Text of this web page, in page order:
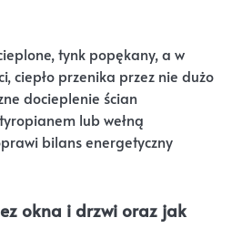
tynk popękany, a w
ciepło przenika przez nie dużo
docieplenie ścian
lub wełną
bilans energetyczny
okna i drzwi oraz jak